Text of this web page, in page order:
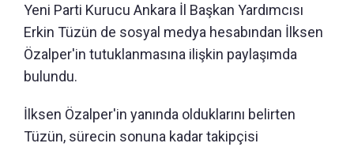
Yeni Parti Kurucu Ankara İl Başkan Yardımcısı
Erkin Tüzün de sosyal medya hesabından İlksen
Özalper'in tutuklanmasına ilişkin paylaşımda
bulundu.
İlksen Özalper'in yanında olduklarını belirten
Tüzün, sürecin sonuna kadar takipçisi